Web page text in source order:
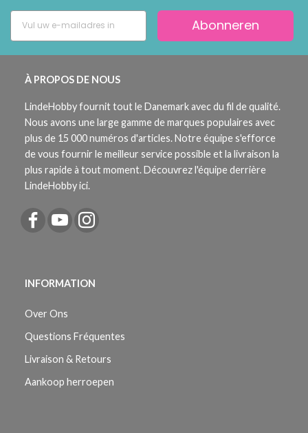
Abonneren
À PROPOS DE NOUS
LindeHobby fournit tout le Danemark avec du fil de qualité.
Nous avons une large gamme de marques populaires avec
plus de 15 000 numéros d'articles. Notre équipe s'efforce
de vous fournir le meilleur service possible et la livraison la
plus rapide à tout moment. Découvrez l'équipe derrière
LindeHobby ici.
INFORMATION
Over Ons
Questions Fréquentes
Livraison & Retours
Aankoop herroepen